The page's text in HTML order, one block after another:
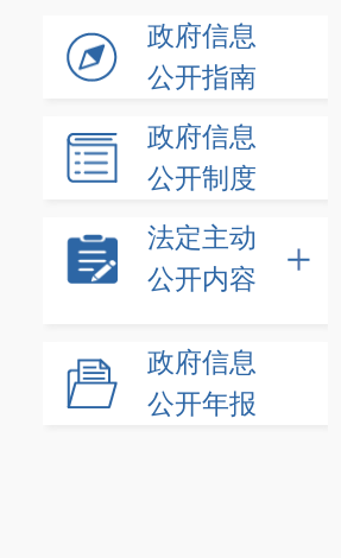
政府信息
公开指南
政府信息
公开制度
法定主动
公开内容
政府信息
公开年报